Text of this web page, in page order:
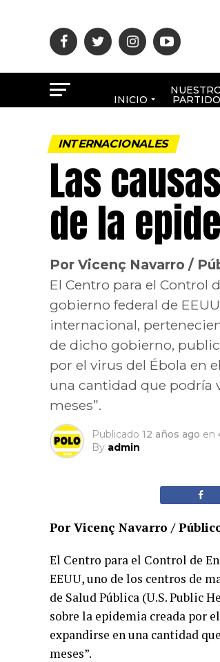
INICIO PARTIDO
INTERNACIONALES
Las
de la
Por Vicenç Navarro /
El Centro para el Control
gobierno federal de
internacional,
de dicho gobierno,
por el virus del Ébola en
una cantidad que podría
meses”.
Publicado 12 años ago en
By admin
Por Vicenç Navarro /
El Centro para el Control de
EEUU, uno de los centros de
de Salud Pública (U.S. Public
sobre la epidemia creada por
expandirse en una cantidad
meses”.